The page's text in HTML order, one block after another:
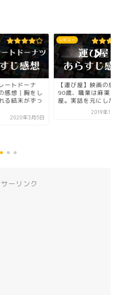
ートドーナ
感想｜胸をし
る結末がずっ
2020年3月5日
レビュー
【運び屋】映画の感
90歳、職業は麻薬の
屋。実話を元にした
2019年11
ーリンク